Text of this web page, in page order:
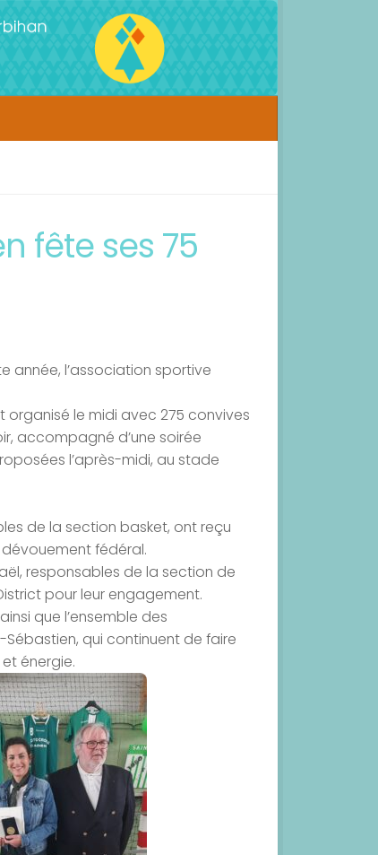
fête ses 75
année, l’association sportive
organisé le midi avec 275 convives
accompagné d’une soirée
l’après-midi, au stade
de la section basket, ont reçu
dévouement fédéral.
responsables de la section de
pour leur engagement.
que l’ensemble des
qui continuent de faire
énergie.